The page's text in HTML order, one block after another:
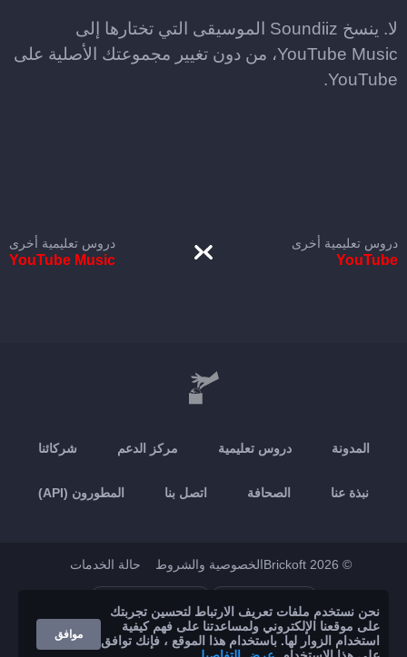
لا. ينسخ Soundiiz الموسيقى التي تختارها إلى
YouTube Music، من دون تغيير مجموعتك الأصلية على
YouTube.
دروس تعليمية أخرى
YouTube
دروس تعليمية أخرى
YouTube Music
المدونة دروس تعليمية مركز الدعم شركائنا
نبذة عنا الصحافة اتصل بنا المطورون (API)
© 2026 Brickoft الخصوصية والشروط حالة الخدمات
App Store
Google Play
نحن نستخدم ملفات تعريف الارتباط لتحسين تجربتك
على موقعنا الإلكتروني ولمساعدتنا على فهم كيفية
استخدام الزوار لها. باستخدام هذا الموقع ، فإنك توافق
موافق